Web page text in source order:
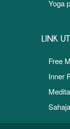
Yoga
Free
Inner